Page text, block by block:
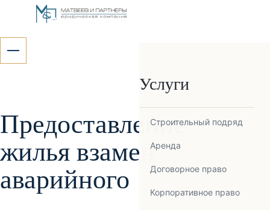
Услуги
Строительный подряд
Аренда
Договорное право
Корпоративное право
Предоставление
жилья взамен
аварийного